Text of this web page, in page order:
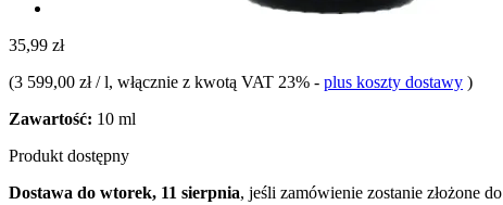
35,99 zł
(3 599,00 zł / l, włącznie z kwotą VAT 23% - plus koszty dostawy )
Zawartość: 10 ml
Produkt dostępny
Dostawa do wtorek, 11 sierpnia, jeśli zamówienie zostanie złożone do